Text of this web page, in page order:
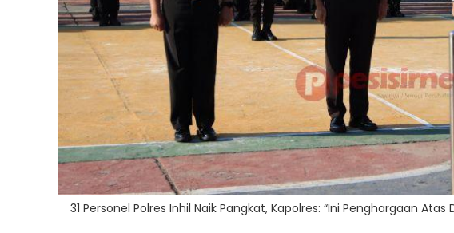
31 Personel Polres Inhil Naik Pangkat, Kapolres: “Ini Penghargaan Atas